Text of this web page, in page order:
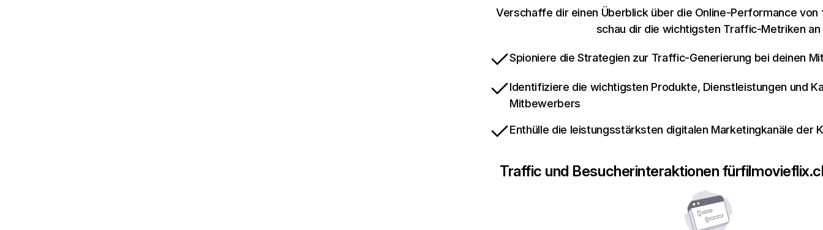
Verschaffe dir einen Überblick über die Online-Performance
schau dir die wichtigsten Traffic-Metriken an
Spioniere die Strategien zur Traffic-Generierung bei deinen
Identifiziere die wichtigsten Produkte, Dienstleistungen und
Mitbewerbers
Enthülle die leistungsstärksten digitalen Marketingkanäle der
Traffic und Besucherinteraktionen für